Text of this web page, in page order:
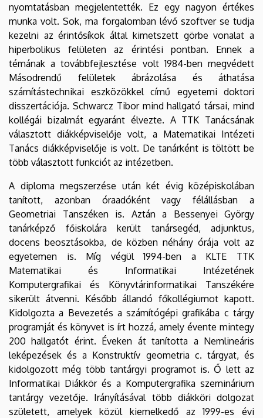
nyomtatásban megjelentették. Ez egy nagyon értékes
munka volt. Sok, ma forgalomban lévő szoftver se tudja
kezelni az érintősíkok által kimetszett görbe vonalat a
hiperbolikus felületen az érintési pontban. Ennek a
témának a továbbfejlesztése volt 1984-ben megvédett
Másodrendű felületek ábrázolása és áthatása
számítástechnikai eszközökkel című egyetemi doktori
disszertációja. Schwarcz Tibor mind hallgató társai, mind
kollégái bizalmát egyaránt élvezte. A TTK Tanácsának
választott diákképviselője volt, a Matematikai Intézeti
Tanács diákképviselője is volt. De tanárként is töltött be
több választott funkciót az intézetben.
A diploma megszerzése után két évig középiskolában
tanított, azonban óraadóként vagy félállásban a
Geometriai Tanszéken is. Aztán a Bessenyei György
tanárképző főiskolára került tanársegéd, adjunktus,
docens beosztásokba, de közben néhány órája volt az
egyetemen is. Míg végül 1994-ben a KLTE TTK
Matematikai és Informatikai Intézetének
Komputergrafikai és Könyvtárinformatikai Tanszékére
sikerült átvenni. Később állandó főkollégiumot kapott.
Kidolgozta a Bevezetés a számítógépi grafikába c tárgy
programját és könyvet is írt hozzá, amely évente mintegy
200 hallgatót érint. Éveken át tanította a Nemlineáris
leképezések és a Konstruktív geometria c. tárgyat, és
kidolgozott még több tantárgyi programot is. Ő lett az
Informatikai Diákkör és a Komputergrafika szeminárium
tantárgy vezetője. Irányításával több diákköri dolgozat
született, amelyek közül kiemelkedő az 1999-es évi